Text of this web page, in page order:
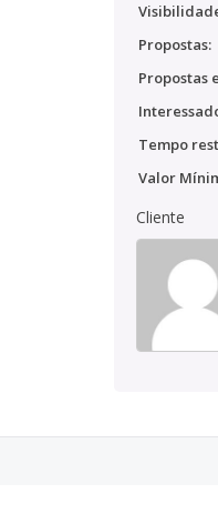
Propostas:
Propostas
Tempo
Valor
Cliente